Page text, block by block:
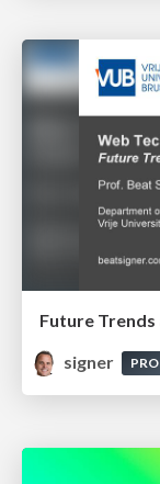
signer
PRO